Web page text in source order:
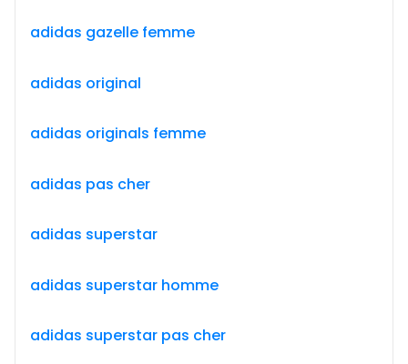
adidas gazelle femme
adidas original
adidas originals femme
adidas pas cher
adidas superstar
adidas superstar homme
adidas superstar pas cher